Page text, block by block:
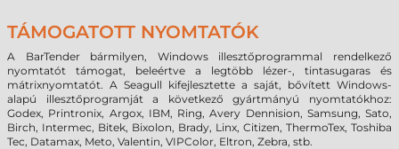
TÁMOGATOTT NYOMTATÓK
A BarTender bármilyen, Windows illesztőprogrammal rendelkező
nyomtatót támogat, beleértve a legtöbb lézer-, tintasugaras és
mátrixnyomtatót. A Seagull kifejlesztette a saját, bővített Windows-
alapú illesztőprogramját a következő gyártmányú nyomtatókhoz:
Godex, Printronix, Argox, IBM, Ring, Avery Dennision, Samsung, Sato,
Birch, Intermec, Bitek, Bixolon, Brady, Linx, Citizen, ThermoTex, Toshiba
Tec, Datamax, Meto, Valentin, VIPColor, Eltron, Zebra, stb.